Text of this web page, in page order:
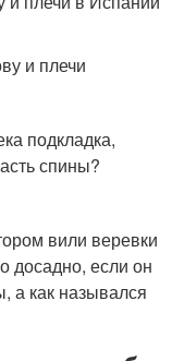
и плечи
подкладка,
спины?
вили веревки
досадно, если он
а как назывался